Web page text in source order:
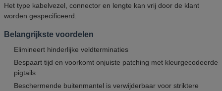
Het type kabelvezel, connector en lengte kan vrij door de klant
worden gespecificeerd.
Belangrijkste voordelen
Elimineert hinderlijke veldterminaties
Bespaart tijd en voorkomt onjuiste patching met kleurgecodeerde
pigtails
Beschermende buitenmantel is verwijderbaar voor striktere